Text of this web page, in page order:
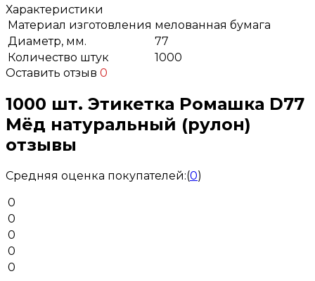
Характеристики
Материал изготовления мелованная бумага
Диаметр, мм.
77
Количество штук
1000
Оставить отзыв 0
1000 шт. Этикетка Ромашка D77
Мёд натуральный (рулон)
отзывы
Средняя оценка покупателей:(0)
0
0
0
0
0